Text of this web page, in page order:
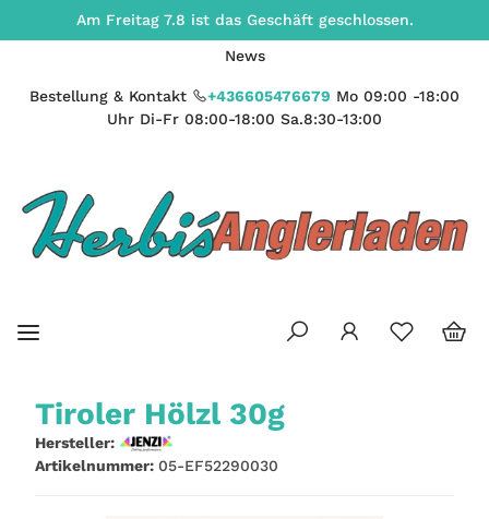
Am Freitag 7.8 ist das Geschäft geschlossen.
News
Bestellung & Kontakt +436605476679 Mo 09:00 -18:00
Uhr Di-Fr 08:00-18:00 Sa.8:30-13:00
Tiroler Hölzl 30g
Hersteller:
Artikelnummer: 05-EF52290030